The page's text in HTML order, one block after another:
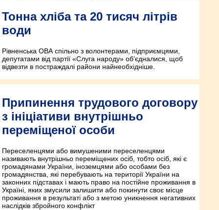
Тонна хліба та 20 тисяч літрів
води
Рівненська ОВА спільно з волонтерами, підприємцями,
депутатами від партії «Слуга народу» об’єдналися, щоб
відвезти в постраждалі райони найнеобхідніше.
Припинення трудового договору
з ініціативи внутрішньо
переміщеної особи
Переселенцями або вимушеними переселенцями
називають внутрішньо переміщених осіб, тобто осіб, які є
громадянами України, іноземцями або особами без
громадянства, які перебувають на території України на
законних підставах і мають право на постійне проживання в
Україні, яких змусили залишити або покинути своє місце
проживання в результаті або з метою уникнення негативних
наслідків збройного конфлікт